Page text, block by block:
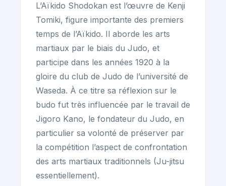
L’Aïkido Shodokan est l’œuvre de Kenji
Tomiki, figure importante des premiers
temps de l’Aïkido. Il aborde les arts
martiaux par le biais du Judo, et
participe dans les années 1920 à la
gloire du club de Judo de l’université de
Waseda. À ce titre sa réflexion sur le
budo fut très influencée par le travail de
Jigoro Kano, le fondateur du Judo, en
particulier sa volonté de préserver par
la compétition l’aspect de confrontation
des arts martiaux traditionnels (Ju-jitsu
essentiellement).